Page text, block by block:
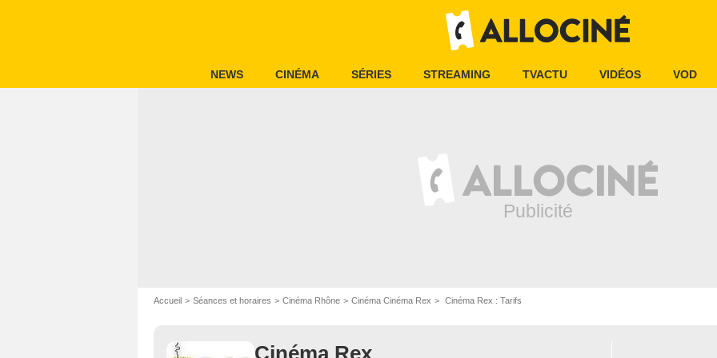
NEWS CINÉMA SÉRIES STREAMING TVACTU VIDÉOS VOD
Accueil Séances et horaires Cinéma Rhône Cinéma Cinéma Rex Cinéma Rex : Tarifs
Cinéma Rex